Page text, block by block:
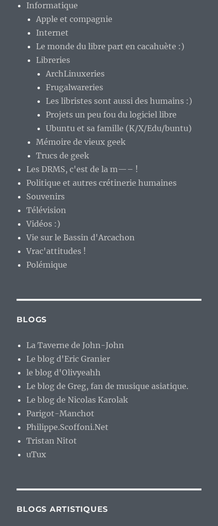
Informatique
Apple et compagnie
Internet
Le monde du libre part en cacahuète :)
Libreries
ArchLinuxeries
Frugalwareries
Les libristes sont aussi des humains :)
Projets un peu fou du logiciel libre
Ubuntu et sa famille (K/X/Edu/buntu)
Mémoire de vieux geek
Trucs de geek
Les DRMS, c'est de la m—– !
Politique et autres crétinerie humaines
Souvenirs
Télévision
Vidéos :)
Vie sur le Bassin d'Arcachon
Vrac'attitudes !
Polémique
BLOGS
La Taverne de John-John
Le blog d'Eric Granier
le blog d'Olivyeahh
Le blog de Greg, fan de musique asiatique.
Le blog de Nicolas Karolak
Parigot-Manchot
Philippe.Scoffoni.Net
Tristan Nitot
uTux
BLOGS ARTISTIQUES